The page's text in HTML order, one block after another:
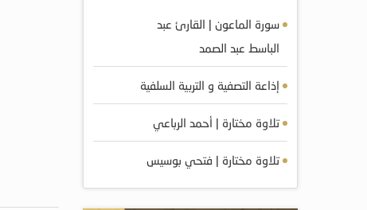
سورة الماعون | القارئ عبد
الباسط عبد الصمد
إذاعة التصفية و التربية السلفية
تلاوة مختارة | أحمد الرباعي
تلاوة مختارة | فتحي بوسيس